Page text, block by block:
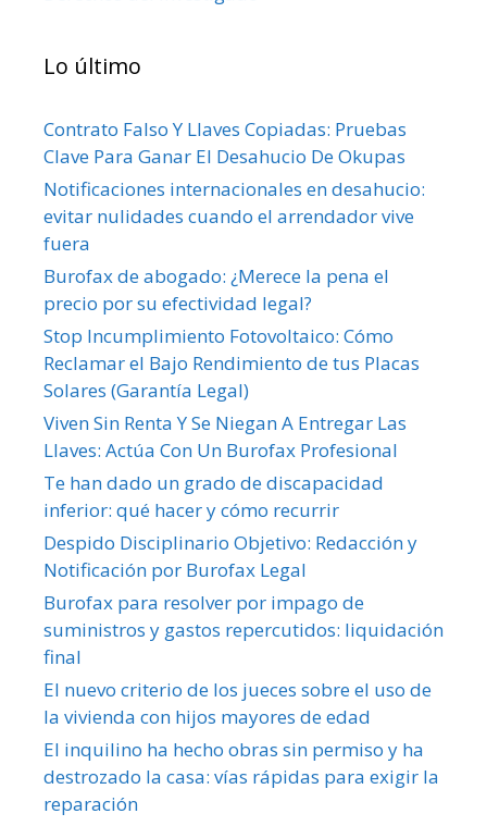
Lo último
Contrato Falso Y Llaves Copiadas: Pruebas
Clave Para Ganar El Desahucio De Okupas
Notificaciones internacionales en desahucio:
evitar nulidades cuando el arrendador vive
fuera
Burofax de abogado: ¿Merece la pena el
precio por su efectividad legal?
Stop Incumplimiento Fotovoltaico: Cómo
Reclamar el Bajo Rendimiento de tus Placas
Solares (Garantía Legal)
Viven Sin Renta Y Se Niegan A Entregar Las
Llaves: Actúa Con Un Burofax Profesional
Te han dado un grado de discapacidad
inferior: qué hacer y cómo recurrir
Despido Disciplinario Objetivo: Redacción y
Notificación por Burofax Legal
Burofax para resolver por impago de
suministros y gastos repercutidos: liquidación
final
El nuevo criterio de los jueces sobre el uso de
la vivienda con hijos mayores de edad
El inquilino ha hecho obras sin permiso y ha
destrozado la casa: vías rápidas para exigir la
reparación